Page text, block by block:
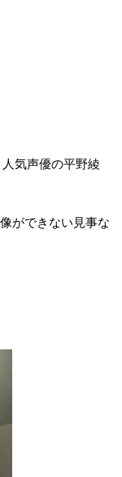
気声優の平野綾
ができない見事な